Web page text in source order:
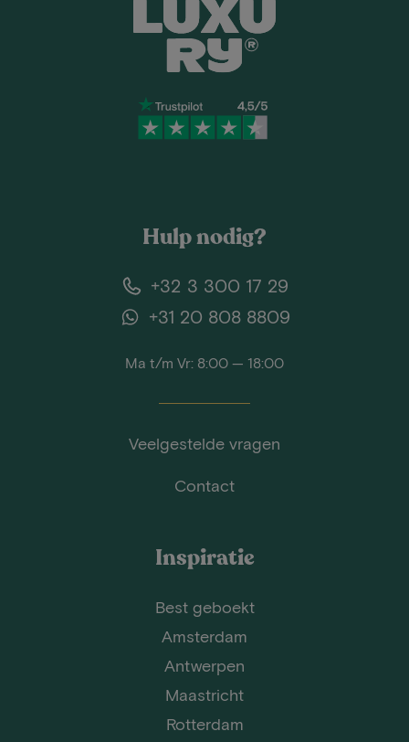
Hulp nodig?
+32 3 300 17 29
+31 20 808 8809
Ma t/m Vr: 8:00 — 18:00
Veelgestelde vragen
Contact
Inspiratie
Best geboekt
Amsterdam
Antwerpen
Maastricht
Rotterdam